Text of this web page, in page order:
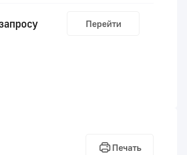
Перейти
Печать